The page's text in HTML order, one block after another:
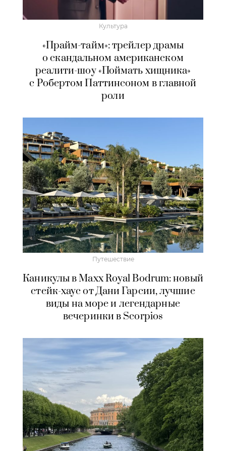
Культура
«Прайм-тайм»: трейлер драмы
о скандальном американском
реалити-шоу «Поймать хищника»
с Робертом Паттинсоном в главной
роли
Путешествие
Каникулы в Maxx Royal Bodrum: новый
стейк-хаус от Дани Гарсии, лучшие
виды на море и легендарные
вечеринки в Scorpios